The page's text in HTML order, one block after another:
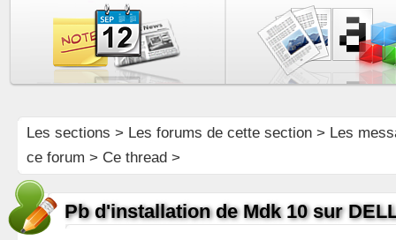
Les sections > Les forums de cette section> Les
ce forum > Ce thread >
Pb d'installation de Mdk 10 sur